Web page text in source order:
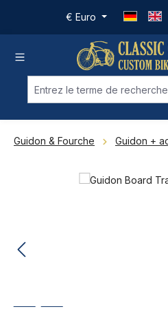
Passer au contenu principal
€ Euro
Guidon & Fourche Guidon +
Ignorer la galerie d'images